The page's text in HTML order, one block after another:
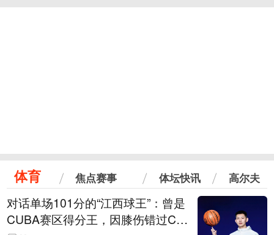
体育 焦点赛事 体坛快讯 高尔夫
对话单场101分的“江西球王”：曾是
CUBA赛区得分王，因膝伤错过CB